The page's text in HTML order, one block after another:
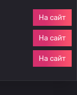
На сайт
На сайт
На сайт